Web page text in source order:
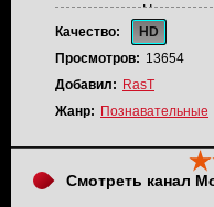
задуматься. Не менее
является научно-
начиналось, какой не
чем добились того
окунет своих
атмосферу, и поможет
Трансляция канала
эфире.
Качество:
HD
Просмотров: 13654
Добавил: RasT
Жанр: Познавательные
Смотреть канал